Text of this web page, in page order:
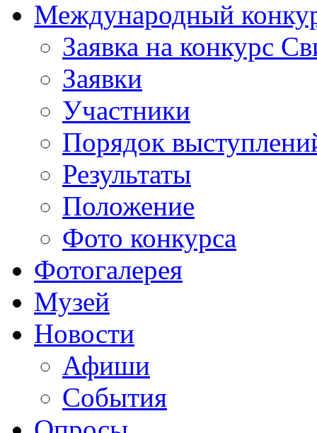
Международный
Заявка на конкурс
Заявки
Участники
Порядок
Результаты
Положение
Фото конкурса
Фотогалерея
Музей
Новости
Афиши
События